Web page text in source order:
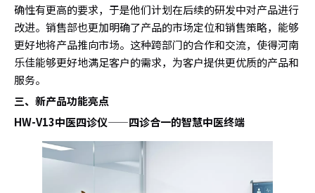
确性有更高的要求，于是他们计划在后续的研发中对产品进行
改进。销售部也更加明确了产品的市场定位和销售策略，能够
更好地将产品推向市场。这种跨部门的合作和交流，使得河南
乐佳能够更好地满足客户的需求，为客户提供更优质的产品和
服务。
三、新产品功能亮点
HW-V13中医四诊仪——四诊合一的智慧中医终端